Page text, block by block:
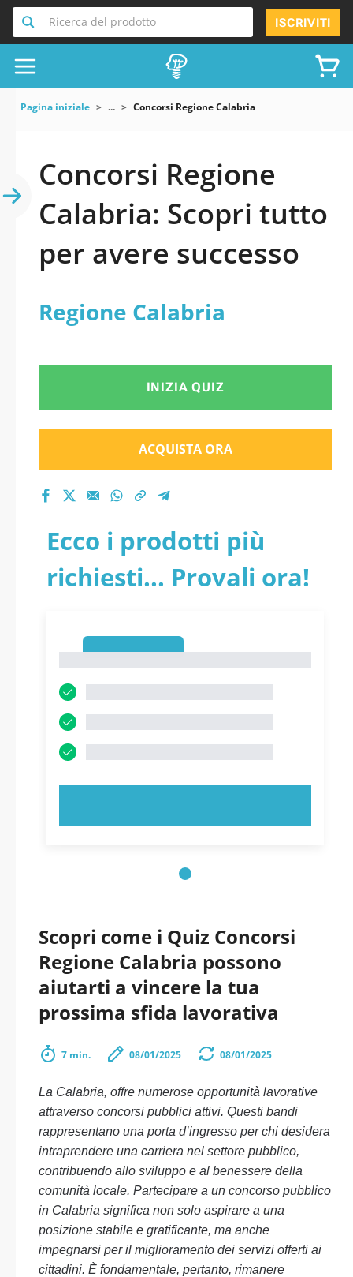
Ricerca del prodotto ISCRIVITI
Pagina iniziale ... Concorsi Regione Calabria
Concorsi Regione
Calabria: Scopri tutto
per avere successo
Regione Calabria
INIZIA QUIZ
ACQUISTA ORA
Ecco i prodotti più
richiesti... Provali ora!
Scopri come i Quiz Concorsi
Regione Calabria possono
aiutarti a vincere la tua
prossima sfida lavorativa
7 min. 08/01/2025 08/01/2025
La Calabria, offre numerose opportunità lavorative
attraverso concorsi pubblici attivi. Questi bandi
rappresentano una porta d’ingresso per chi desidera
intraprendere una carriera nel settore pubblico,
contribuendo allo sviluppo e al benessere della
comunità locale. Partecipare a un concorso pubblico
in Calabria significa non solo aspirare a una
posizione stabile e gratificante, ma anche
impegnarsi per il miglioramento dei servizi offerti ai
cittadini. È fondamentale, pertanto, rimanere